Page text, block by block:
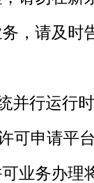
，请及时
并行运行
可申请平
业务办理